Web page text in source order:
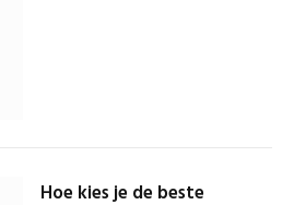
Hoe kies je de beste